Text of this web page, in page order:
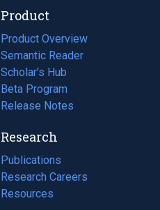
Product
Product Overview
Semantic Reader
Scholar's Hub
Beta Program
Release Notes
Research
Publications
(opens
in
a
Research Careers
(opens
in
Resources
(opens